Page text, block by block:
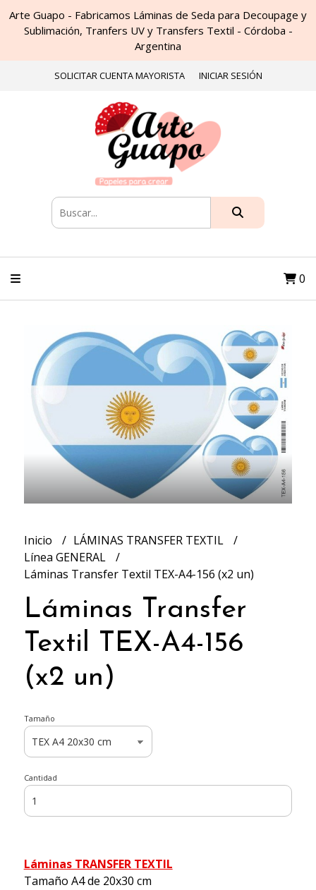
Arte Guapo - Fabricamos Láminas de Seda para Decoupage y
Sublimación, Tranfers UV y Transfers Textil - Córdoba -
Argentina
SOLICITAR CUENTA MAYORISTA INICIAR SESIÓN
0
Inicio
LÁMINAS TRANSFER TEXTIL
Línea GENERAL
Láminas Transfer Textil TEX-A4-156 (x2 un)
Láminas Transfer
Textil TEX-A4-156
(x2 un)
Tamaño
Cantidad
Láminas TRANSFER TEXTIL
Tamaño A4 de 20x30 cm